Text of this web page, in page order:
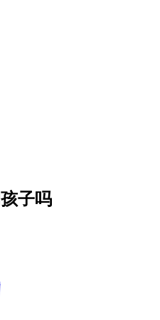
子吗